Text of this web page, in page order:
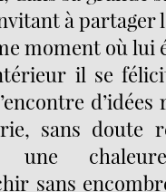
à
moment où lui
il se
sans doute
une
sans